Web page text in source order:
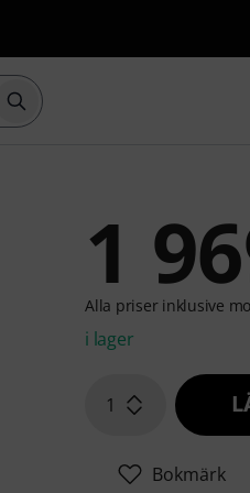
Börja sökningen med
1
Alla priser inklusive
i lager
1
Bokmärk